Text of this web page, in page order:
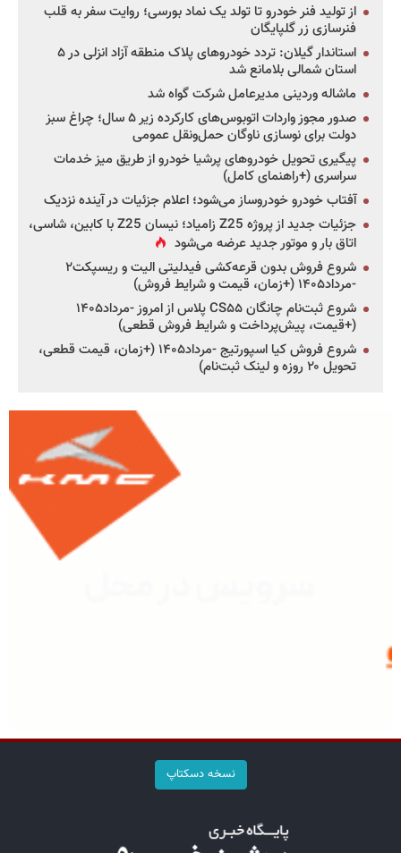
از تولید فنر خودرو تا تولد یک نماد بورسی؛ روایت سفر به قلب
فنرسازی زر گلپایگان
استاندار گیلان: تردد خودروهای پلاک منطقه آزاد انزلی در ۵
استان شمالی بلامانع شد
ماشاله وردینی مدیرعامل شرکت گواه شد
صدور مجوز واردات اتوبوس‌های کارکرده زیر ۵ سال؛ چراغ سبز
دولت برای نوسازی ناوگان حمل‌ونقل عمومی
پیگیری تحویل خودروهای پرشیا خودرو از طریق میز خدمات
سراسری (+راهنمای کامل)
آفتاب خودرو خودروساز می‌شود؛ اعلام جزئیات در آینده نزدیک
جزئیات جدید از پروژه Z25 زامیاد؛ نیسان Z25 با کابین، شاسی،
اتاق بار و موتور جدید عرضه می‌شود
شروع فروش بدون قرعه‌کشی فیدلیتی الیت و ریسپکت۲
-مرداد۱۴۰۵ (+زمان، قیمت و شرایط فروش)
شروع ثبت‌نام چانگان CS۵۵ پلاس از امروز -مرداد۱۴۰۵
(+قیمت، پیش‌پرداخت و شرایط فروش قطعی)
شروع فروش کیا اسپورتیج -مرداد۱۴۰۵ (+زمان، قیمت قطعی،
تحویل ۲۰ روزه و لینک ثبت‌نام)
نسخه دسکتاپ